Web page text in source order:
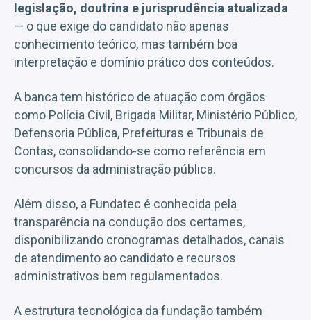
legislação, doutrina e jurisprudência atualizada
— o que exige do candidato não apenas
conhecimento teórico, mas também boa
interpretação e domínio prático dos conteúdos.
A banca tem histórico de atuação com órgãos
como Polícia Civil, Brigada Militar, Ministério Público,
Defensoria Pública, Prefeituras e Tribunais de
Contas, consolidando-se como referência em
concursos da administração pública.
Além disso, a Fundatec é conhecida pela
transparência na condução dos certames,
disponibilizando cronogramas detalhados, canais
de atendimento ao candidato e recursos
administrativos bem regulamentados.
A estrutura tecnológica da fundação também